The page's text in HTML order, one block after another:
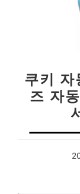
쿠키 자
즈 자